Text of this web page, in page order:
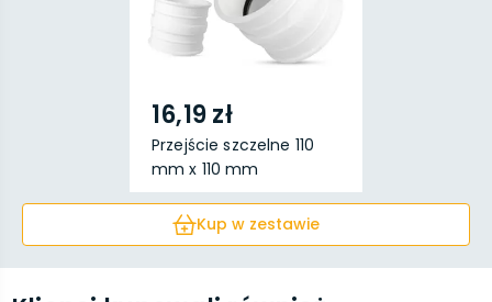
16,19 zł
Przejście szczelne 110
mm x 110 mm
Kup w zestawie